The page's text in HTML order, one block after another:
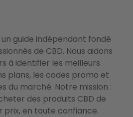
un guide indépendant fondé
de CBD. Nous aidons
à identifier les meilleurs
plans, les codes promo et
du marché. Notre mission :
des produits CBD de
prix, en toute confiance.